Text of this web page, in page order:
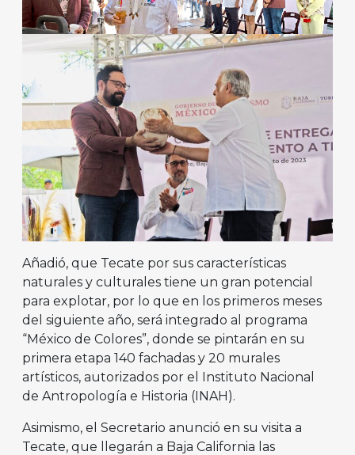
Añadió, que Tecate por sus características
naturales y culturales tiene un gran potencial
para explotar, por lo que en los primeros meses
del siguiente año, será integrado al programa
“México de Colores”, donde se pintarán en su
primera etapa 140 fachadas y 20 murales
artísticos, autorizados por el Instituto Nacional
de Antropología e Historia (INAH).
Asimismo, el Secretario anunció en su visita a
Tecate, que llegarán a Baja California las